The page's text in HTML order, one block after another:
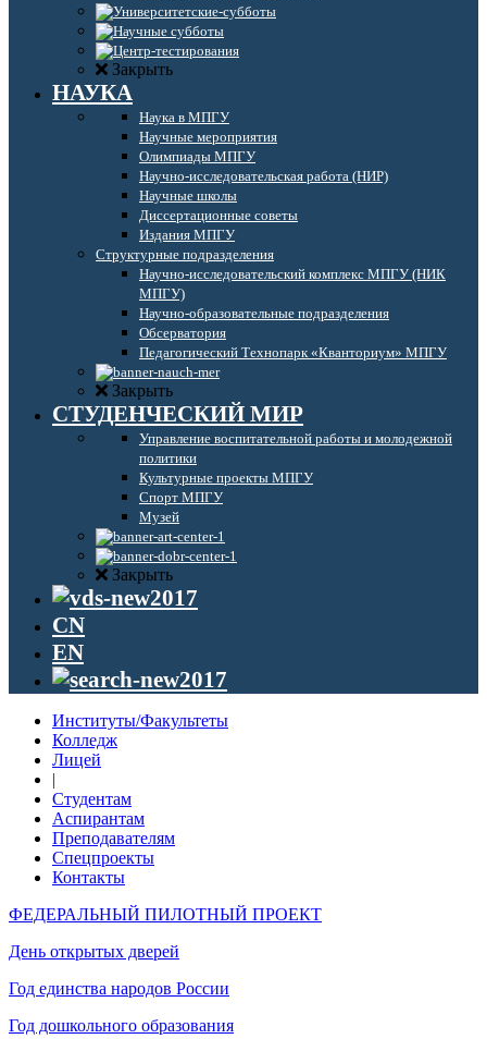
Закрыть
НАУКА
Наука в МПГУ
Научные мероприятия
Олимпиады МПГУ
Научно-исследовательская работа (НИР)
Научные школы
Диссертационные советы
Издания МПГУ
Структурные подразделения
Научно-исследовательский комплекс МПГУ (НИК
МПГУ)
Научно-образовательные подразделения
Обсерватория
Педагогический Технопарк «Кванториум» МПГУ
Закрыть
СТУДЕНЧЕСКИЙ МИР
Управление воспитательной работы и молодежной
политики
Культурные проекты МПГУ
Спорт МПГУ
Музей
Закрыть
CN
EN
Институты/Факультеты
Колледж
Лицей
|
Студентам
Аспирантам
Преподавателям
Спецпроекты
Контакты
ФЕДЕРАЛЬНЫЙ ПИЛОТНЫЙ ПРОЕКТ
День открытых дверей
Год единства народов России
Год дошкольного образования